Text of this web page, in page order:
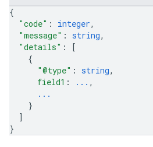
{
"code" : integer,
"message" : string,
"details" :
[
{
"@type" : string,
field1 : ... ,
...
}
]
}